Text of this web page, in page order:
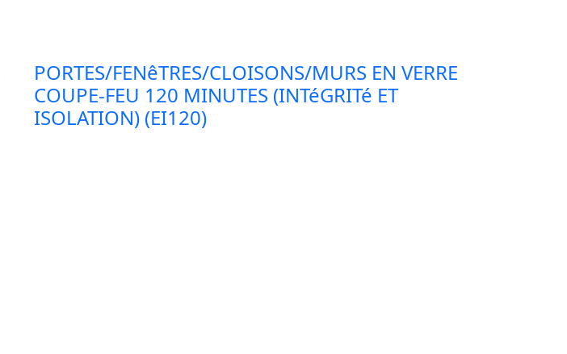
PORTES/FENêTRES/CLOISONS/MURS EN VERRE
COUPE-FEU 120 MINUTES (INTéGRITé ET
ISOLATION) (EI120)